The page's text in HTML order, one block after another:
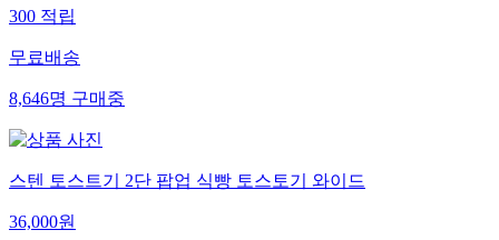
300적립
무료배송
8,646명구매중
스텐 토스트기 2단 팝업 식빵 토스토기 와이드
36,000원